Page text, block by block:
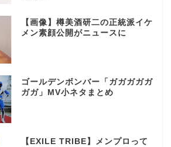
【画像】樽美酒研二の正統派イケ
メン素顔公開がニュースに
ゴールデンボンバー「ガガガガガ
ガガ」MV小ネタまとめ
【EXILE TRIBE】メンプロって